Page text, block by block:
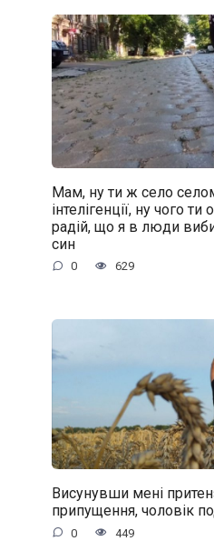
Мам, ну ти ж село
інтелігенції, ну чого
радій, що я в люди
син
0 629
Висунувши мені
припущення, чоловік
0 449